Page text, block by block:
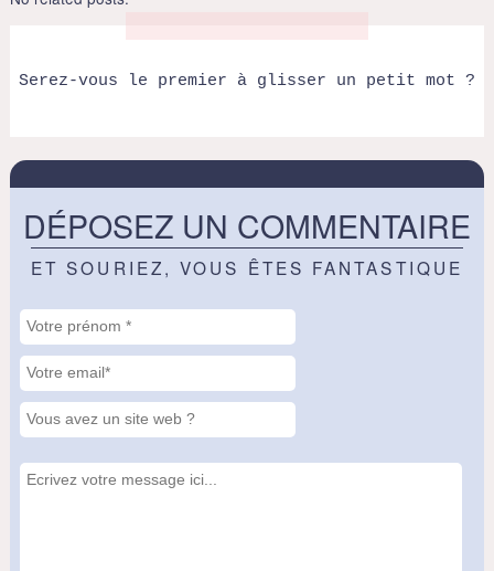
Serez-vous le premier à glisser un petit mot ?
DÉPOSEZ UN COMMENTAIRE
ET SOURIEZ, VOUS ÊTES FANTASTIQUE